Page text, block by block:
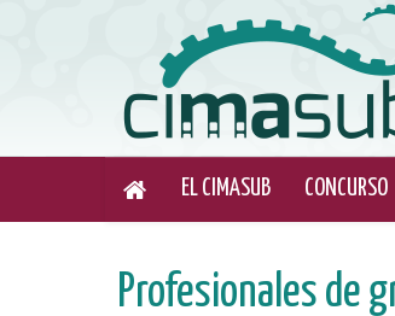
EL CIMASUB CONCURSO
Profesionales de